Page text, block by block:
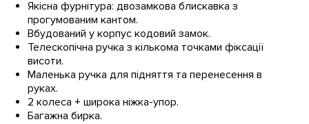
Якісна фурнітура: двозамкова блискавка з
прогумованим кантом.
Вбудований у корпус кодовий замок.
Телескопічна ручка з кількома точками фіксації
висоти.
Маленька ручка для підняття та перенесення в
руках.
2 колеса + широка ніжка-упор.
Багажна бирка.